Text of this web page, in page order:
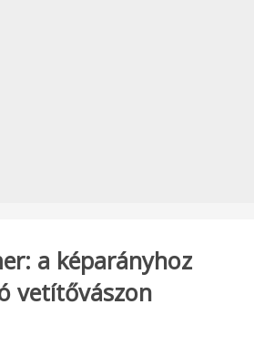
a képarányhoz
vetítővászon